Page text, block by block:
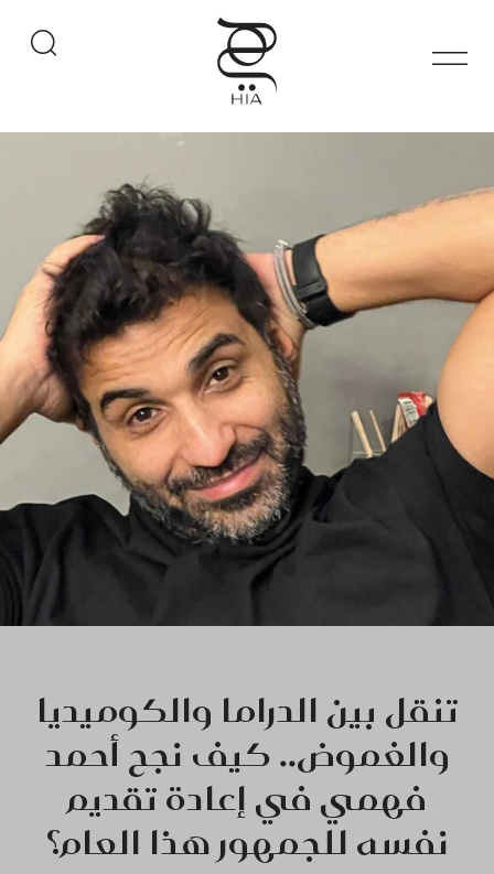
تنقل بين الدراما والكوميديا
والغموض.. كيف نجح أحمد
فهمي في إعادة تقديم
نفسه للجمهور هذا العام؟